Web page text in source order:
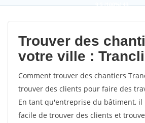
9,5(100%)43
votes
Trouver des
votre ville :
Comment trouver des chantiers
trouver des clients pour faire des
En tant qu'entreprise du bâtiment, il
facile de trouver des clients et